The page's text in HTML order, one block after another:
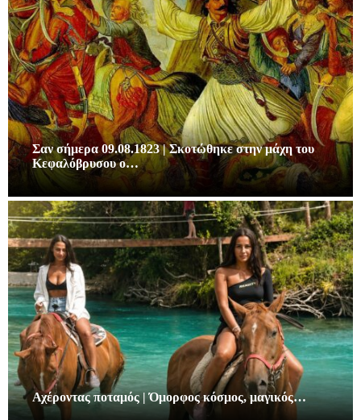
Σαν σήμερα 09.08.1823 | Σκοτώθηκε στην μάχη του
Κεφαλόβρυσου ο…
Αχέροντας ποταμός | Όμορφος κόσμος, μαγικός…